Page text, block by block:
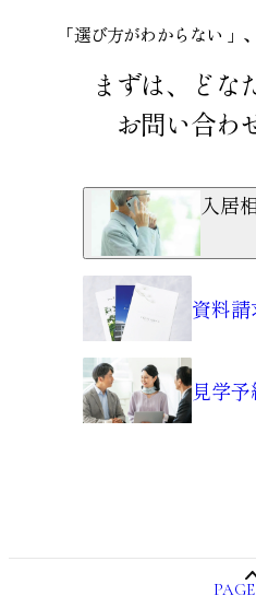
「選び方がわからない
まずは、どな
お問い合わ
入居
資料請
見学予